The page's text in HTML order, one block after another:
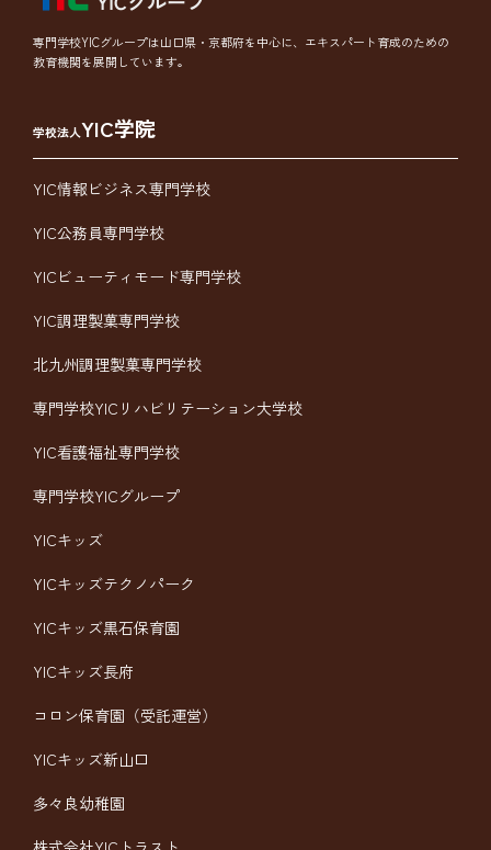
専門学校YICグループは山口県・京都府を中心に、エキスパート育成のための
教育機関を展開しています。
学校法人YIC学院
YIC情報ビジネス専門学校
YIC公務員専門学校
YICビューティモード専門学校
YIC調理製菓専門学校
北九州調理製菓専門学校
専門学校YICリハビリテーション大学校
YIC看護福祉専門学校
専門学校YICグループ
YICキッズ
YICキッズテクノパーク
YICキッズ黒石保育園
YICキッズ長府
コロン保育園（受託運営）
YICキッズ新山口
多々良幼稚園